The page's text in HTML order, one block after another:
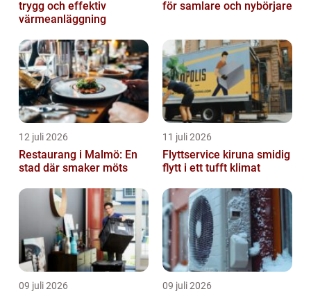
trygg och effektiv
värmeanläggning
för samlare och nybörjare
12 juli 2026
Restaurang i Malmö: En
stad där smaker möts
11 juli 2026
Flyttservice kiruna smidig
flytt i ett tufft klimat
09 juli 2026 09 juli 2026